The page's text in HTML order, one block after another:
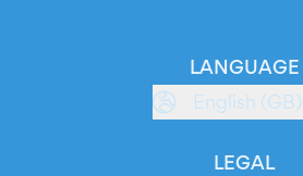
LANGUAGE
English (GB)
LEGAL